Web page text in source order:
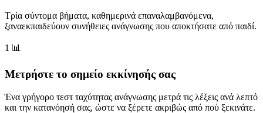
Τρία σύντομα βήματα, καθημερινά επαναλαμβανόμενα,
ξαναεκπαιδεύουν συνήθειες ανάγνωσης που αποκτήσατε από παιδί.
1 📊
Μετρήστε το σημείο εκκίνησής σας
Ένα γρήγορο τεστ ταχύτητας ανάγνωσης μετρά τις λέξεις ανά λεπτό
και την κατανόησή σας, ώστε να ξέρετε ακριβώς από πού ξεκινάτε.